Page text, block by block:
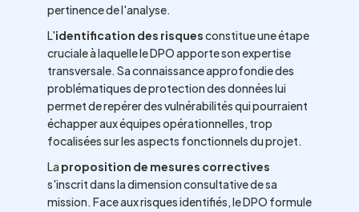
pertinence de l'analyse.
L'identification des risquesconstitue une étape
cruciale à laquelle le DPO apporte son expertise
transversale. Sa connaissance approfondie des
problématiques de protection des données lui
permet de repérer des vulnérabilités qui pourraient
échapper aux équipes opérationnelles, trop
focalisées sur les aspects fonctionnels du projet.
La proposition de mesures correctives
s'inscrit dans la dimension consultative de sa
mission. Face aux risques identifiés, le DPO formule